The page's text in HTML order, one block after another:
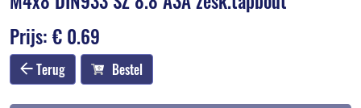
Prijs: € 0.69
Terug Bestel